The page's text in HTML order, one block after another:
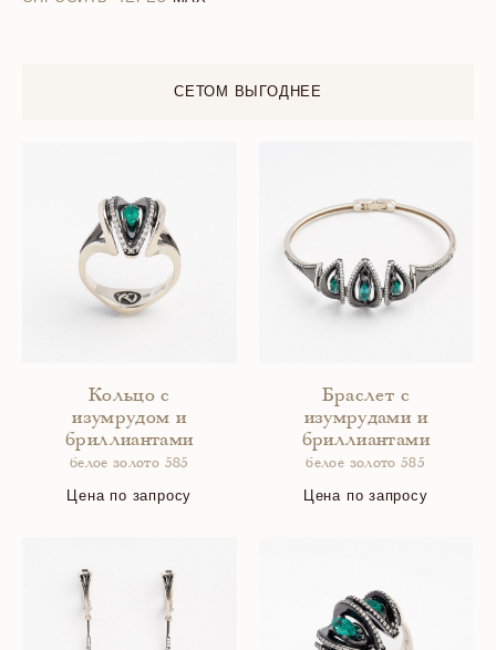
СЕТОМ ВЫГОДНЕЕ
Кольцо с
изумрудом и
бриллиантами
белое золото 585
Цена по запросу
Браслет с
изумрудами и
бриллиантами
белое золото 585
Цена по запросу